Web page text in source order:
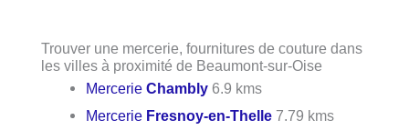
Trouver une mercerie, fournitures de couture dans
les villes à proximité de Beaumont-sur-Oise
MercerieChambly 6.9 kms
Mercerie Fresnoy-en-Thelle 7.79 kms